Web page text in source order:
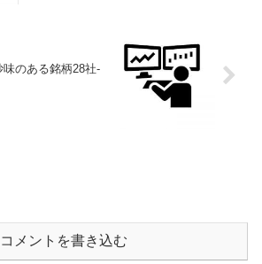
のある銘柄28社-
コメントを書き込む